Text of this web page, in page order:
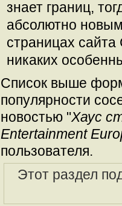
знает границ,
абсолютно
страницах
никаких
Список выше
популярности
новостью "Хаус
Entertainment
пользователя.
Этот раздел